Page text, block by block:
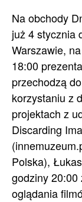
Na obchody
już 4 stycznia
Warszawie,
18:00
przechodzą
korzystaniu z
projektach z
Discarding
Polska),
godziny 20:00
oglądania